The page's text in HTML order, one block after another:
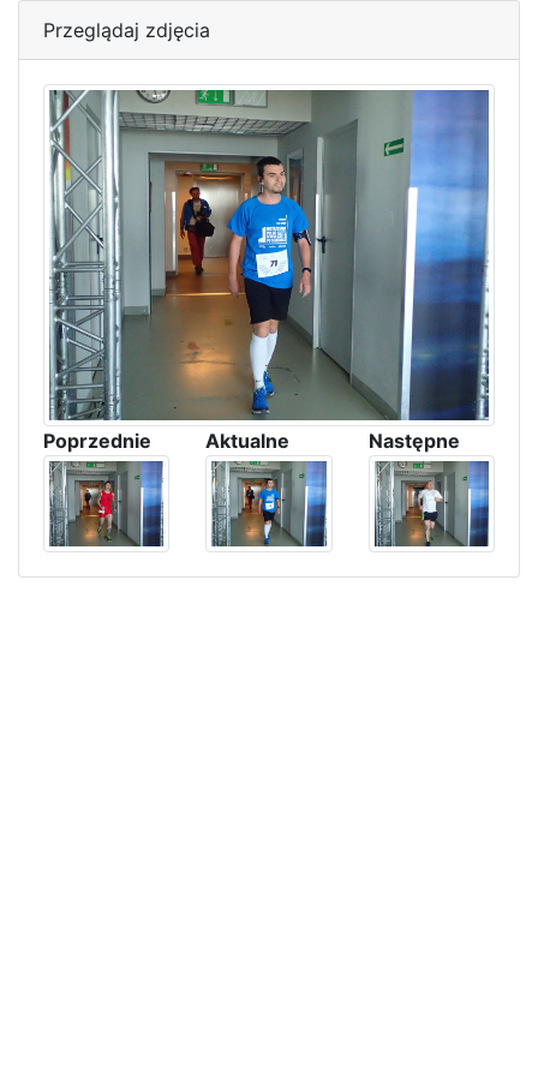
Przeglądaj zdjęcia
Poprzednie Aktualne Następne